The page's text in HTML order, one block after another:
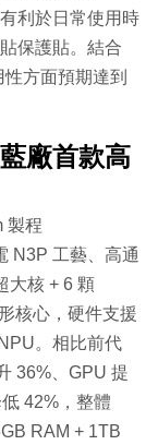
利於日常使用時
保護貼。結合
方面預期達到
廠首款高
製程
N3P 工藝、高通
大核 + 6 顆
核心，硬件支援
。相比前代
36%、GPU 提
42%，整體
RAM + 1TB